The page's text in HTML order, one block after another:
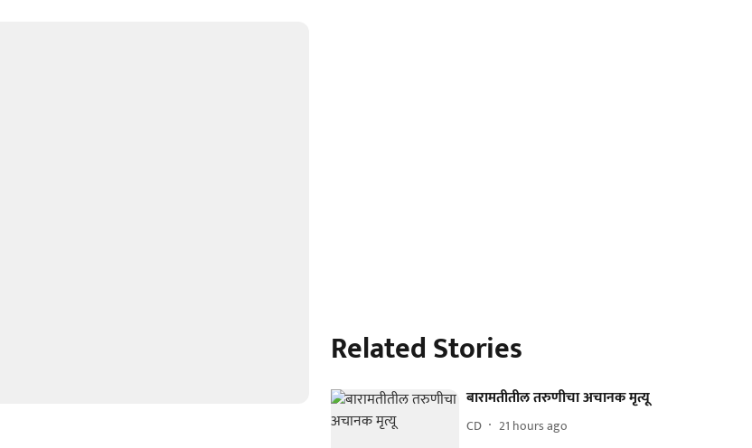
Related Stories
बारामतीतील तरुणीचा अचानक मृत्यू
CD 21 hours ago